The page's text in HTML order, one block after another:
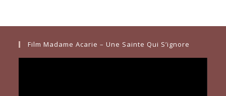
Film Madame Acarie – Une Sainte Qui S’ignore